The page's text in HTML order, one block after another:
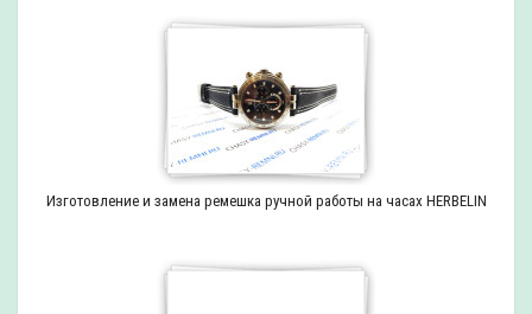
Изготовление и замена ремешка ручной работы на часах HERBELIN